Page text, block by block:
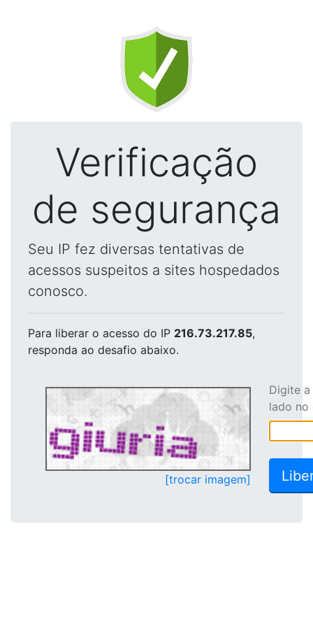
Verificação
de segurança
Seu IP fez diversas tentativas de
acessos suspeitos a sites hospedados
conosco.
Para liberar o acesso do IP 216.73.217.85,
responda ao desafio abaixo.
[trocar imagem]
Digite
lado no